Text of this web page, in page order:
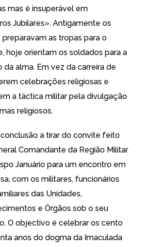
mas é insuperável em
Jubilares». Antigamente os
preparavam as tropas para o
hoje orientam os soldados para a
da alma. Em vez da carreira de
celebrações religiosas e
a táctica militar pela divulgação
religiosos.
conclusão a tirar do convite feito
Comandante da Região Militar
Januário para um encontro em
com os militares, funcionários
das Unidades,
e Órgãos sob o seu
O objectivo é celebrar os cento
anos do dogma da Imaculada